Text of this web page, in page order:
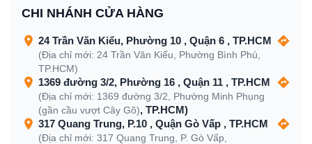
CHI NHÁNH CỬA HÀNG
24 Trần Văn Kiểu, Phường 10 , Quận 6 , TP.HCM
(Địa chỉ mới: 24 Trần Văn Kiểu, Phường Bình Phú,
TP.HCM)
1369 đường 3/2, Phường 16 , Quận 11 , TP.HCM
(Địa chỉ mới: 1369 đường 3/2, Phường Minh Phụng
(gần cầu vượt Cây Gõ), TP.HCM)
317 Quang Trung, P.10 , Quận Gò Vấp , TP.HCM
(Địa chỉ mới: 317 Quang Trung, P. Gò Vấp,